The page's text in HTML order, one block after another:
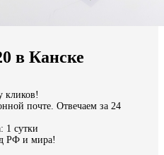
в Канске
кликов!
почте. Отвечаем за 24
1 сутки
РФ и мира!